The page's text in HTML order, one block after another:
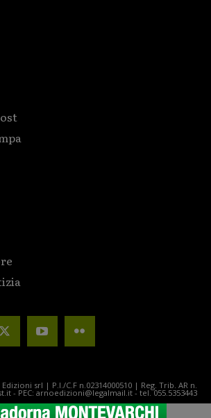
srl | P.I./C.F n.02314000510 | Reg. Trib. AR n.
- PEC: arnoedizioni@legalmail.it - tel. 055.5353443